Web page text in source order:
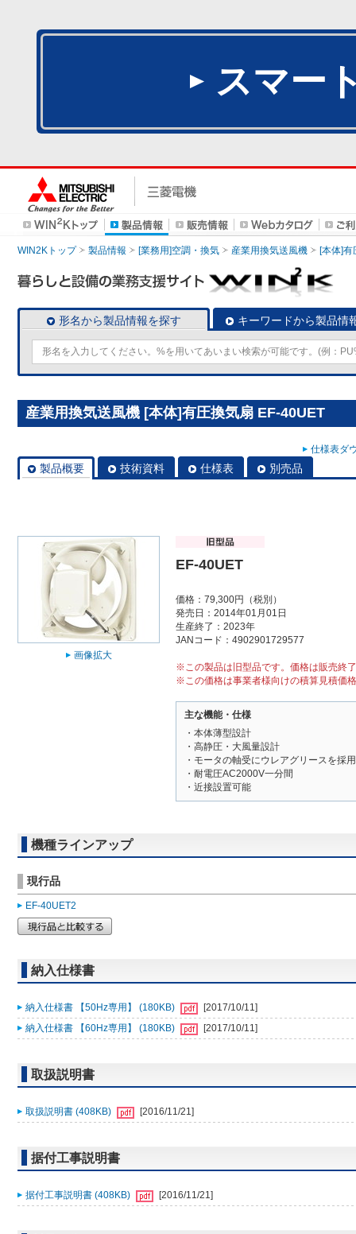
スマー
WIN2Kトップ 製品情報 [業務用]空調・換気 産業用換気送風機 [本体]有
形名から製品情報を探す キーワードから製品情
産業用換気送風機 [本体]有圧換気扇 EF-40UET
仕様表ダ
製品概要 技術資料 仕様表 別売品
画像拡大
EF-40UET
価格：79,300円（税別）
発売日：2014年01月01日
生産終了：2023年
JANコード：4902901729577
※この製品は旧型品です。価格は販売終
※この価格は事業者様向けの積算見積価
主な機能・仕様
・本体薄型設計
・高静圧・大風量設計
・モータの軸受にウレアグリースを採
・耐電圧AC2000V一分間
・近接設置可能
機種ラインアップ
現行品
EF-40UET2
納入仕様書
納入仕様書 【50Hz専用】 (180KB)
[2017/10/11]
納入仕様書 【60Hz専用】 (180KB)
[2017/10/11]
取扱説明書
取扱説明書 (408KB) [2016/11/21]
据付工事説明書
据付工事説明書 (408KB) [2016/11/21]